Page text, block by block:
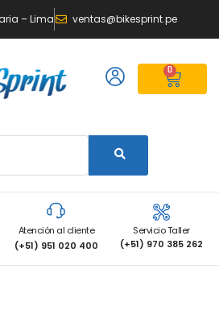
– Lima ventas@bikesprint.pe
0
Atención al cliente
(+51) 951 020 400
Servicio Taller
(+51) 970 385 262